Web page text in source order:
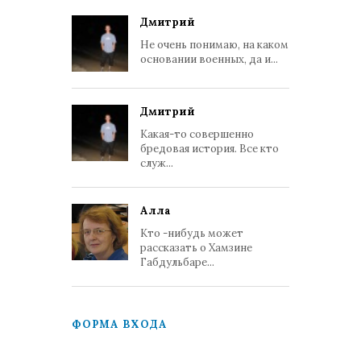
Дмитрий
Не очень понимаю, на каком
основании военных, да и...
Дмитрий
Какая-то совершенно
бредовая история. Все кто
служ...
Алла
Кто -нибудь может
рассказать о Хамзине
Габдульбаре...
ФОРМА ВХОДА